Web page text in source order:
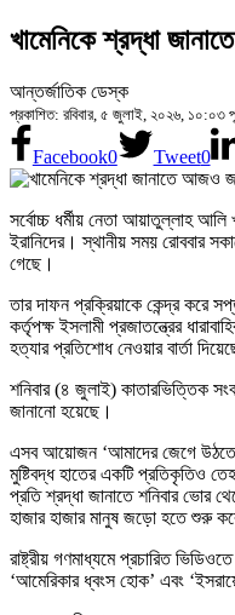
খামেনিকে শ্রদ্ধা
আন্তর্জাতিক ডেস্ক
প্রকাশিত: রবিবার, ৫ জুলাই, ২০২৬, ১০:০৩
Facebook0 Tweet0
সর্বোচ্চ ধর্মীয় নেতা আয়াতুল্লাহ
ইরানিদের। স্থানীয় সময় রোববার
গেছে।
তার দাফন প্রক্রিয়াকে কেন্দ্র করে
কর্তৃপক্ষ ইসলামী প্রজাতন্ত্রের
হত্যার প্রতিশোধ নেওয়ার বার্তা
শনিবার (৪ জুলাই) কাতারভিত্তিক
জানানো হয়েছে।
এসব আয়োজন ‘আমাদের জেগে
মুষ্টিবদ্ধ হাতের একটি প্রতিকৃতিও
প্রতি শ্রদ্ধা জানাতে শনিবার ভোর
হাজার হাজার মানুষ জড়ো হতে শুরু
রাষ্ট্রীয় গণমাধ্যমে প্রচারিত
‘আমেরিকার ধ্বংস হোক’ এবং